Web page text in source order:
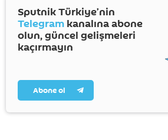
Sputnik Türkiye’nin
Telegram kanalına abone
olun, güncel gelişmeleri
kaçırmayın
Abone ol